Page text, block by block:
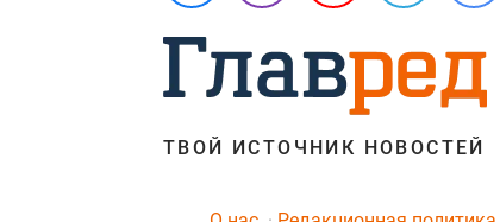
ТВОЙ ИСТОЧНИК НОВОСТЕЙ